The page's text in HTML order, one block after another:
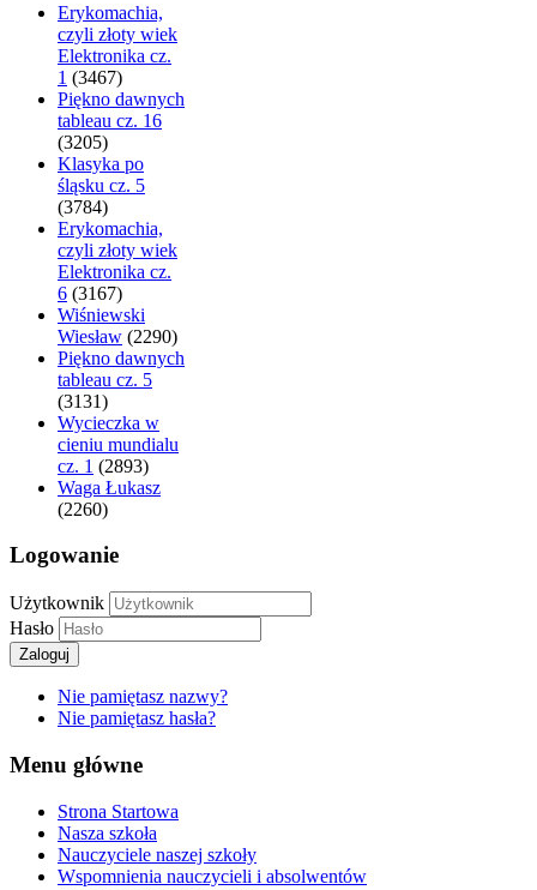
Erykomachia,
czyli złoty wiek
Elektronika cz.
1 (3467)
Piękno dawnych
tableau cz. 16
(3205)
Klasyka po
śląsku cz. 5
(3784)
Erykomachia,
czyli złoty wiek
Elektronika cz.
6 (3167)
Wiśniewski
Wiesław (2290)
Piękno dawnych
tableau cz. 5
(3131)
Wycieczka w
cieniu mundialu
cz. 1 (2893)
Waga Łukasz
(2260)
Logowanie
Użytkownik
Hasło
Zaloguj
Nie pamiętasz nazwy?
Nie pamiętasz hasła?
Menu główne
Strona Startowa
Nasza szkoła
Nauczyciele naszej szkoły
Wspomnienia nauczycieli i absolwentów